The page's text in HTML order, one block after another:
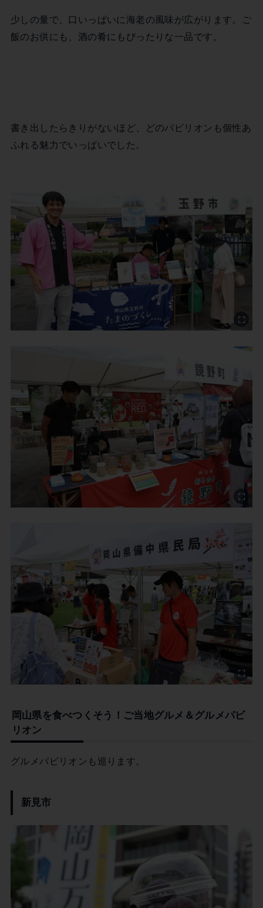
少しの量で、口いっぱいに海老の風味が広がります。ご
飯のお供にも、酒の肴にもぴったりな一品です。
書き出したらきりがないほど、どのパビリオンも個性あ
ふれる魅力でいっぱいでした。
岡山県を食べつくそう！ご当地グルメ＆グルメパビ
リオン
グルメパビリオンも巡ります。
新見市